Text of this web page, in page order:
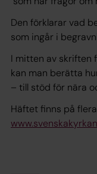
Den förklarar vad
som ingår i
I mitten av skriften
kan man berätta
– till stöd för nära
Häftet finns på